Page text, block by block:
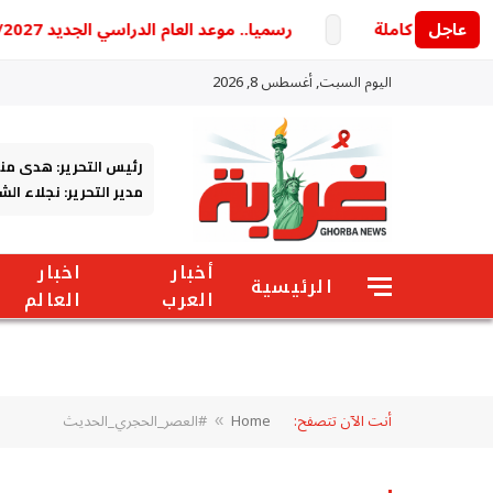
عاجل رسميا.. موعد العام الدراسي الجديد 2026/2027 وخريطة الدراسة والامتحانات كاملة
اليوم السبت, أغسطس 8, 2026
رئيس التحرير: هدى
مدير التحرير: نجلاء
الرئيسية
أخبار
العرب
اخبار
العالم
أنت الآن تتصفح: Home
» #العصر_الحجري_الحديث